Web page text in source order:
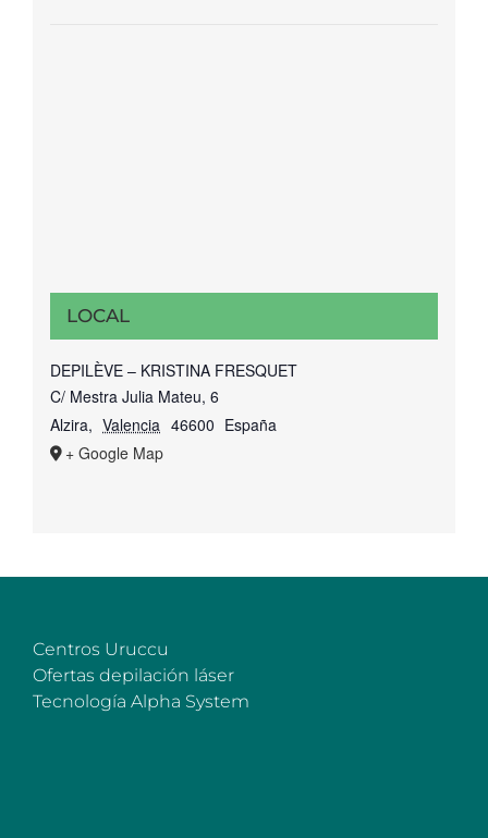
LOCAL
DEPILÈVE – KRISTINA FRESQUET
C/ Mestra Julia Mateu, 6
Alzira, Valencia 46600 España
+ Google Map
Centros Uruccu
Ofertas depilación láser
Tecnología Alpha System